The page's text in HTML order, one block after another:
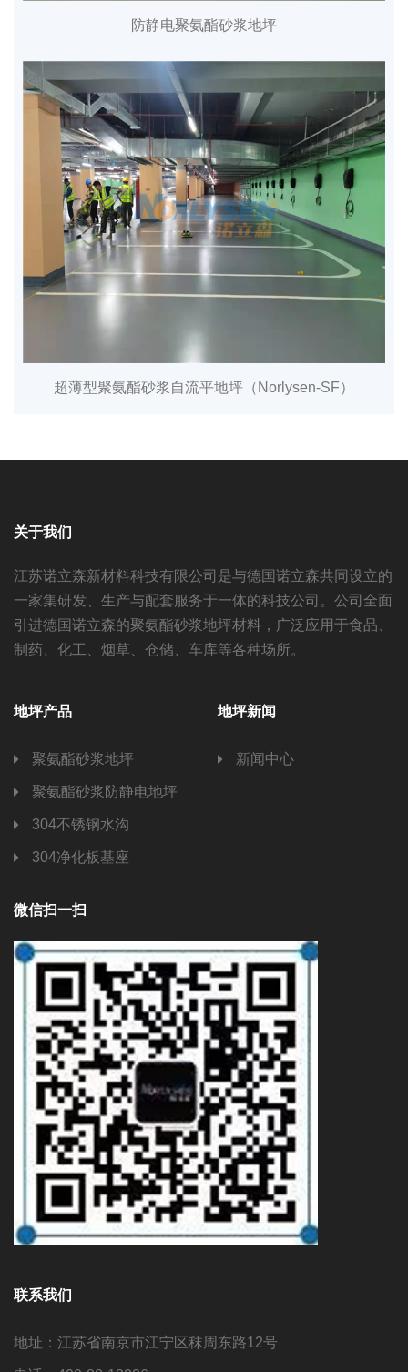
防静电聚氨酯砂浆地坪
超薄型聚氨酯砂浆自流平地坪（Norlysen-SF）
关于我们
江苏诺立森新材料科技有限公司是与德国诺立森共同设立的
一家集研发、生产与配套服务于一体的科技公司。公司全面
引进德国诺立森的聚氨酯砂浆地坪材料，广泛应用于食品、
制药、化工、烟草、仓储、车库等各种场所。
地坪产品
聚氨酯砂浆地坪
聚氨酯砂浆防静电地坪
304不锈钢水沟
304净化板基座
地坪新闻
新闻中心
微信扫一扫
联系我们
地址：江苏省南京市江宁区秣周东路12号